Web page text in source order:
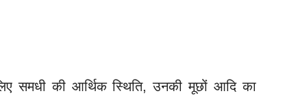
समधी की आर्थिक स्थिति, उनकी मूछों आदि का